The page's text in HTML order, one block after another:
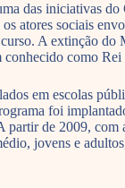
das iniciativas
atores sociais
A extinção
como
em escolas
foi
partir de 2009,
jovens e